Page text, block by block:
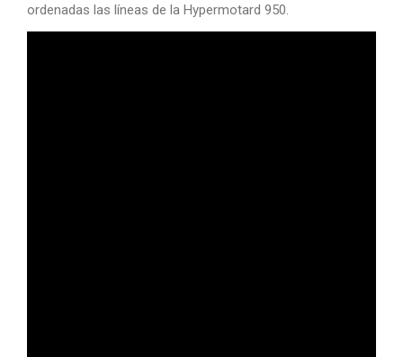
ordenadas las líneas de la Hypermotard 950.